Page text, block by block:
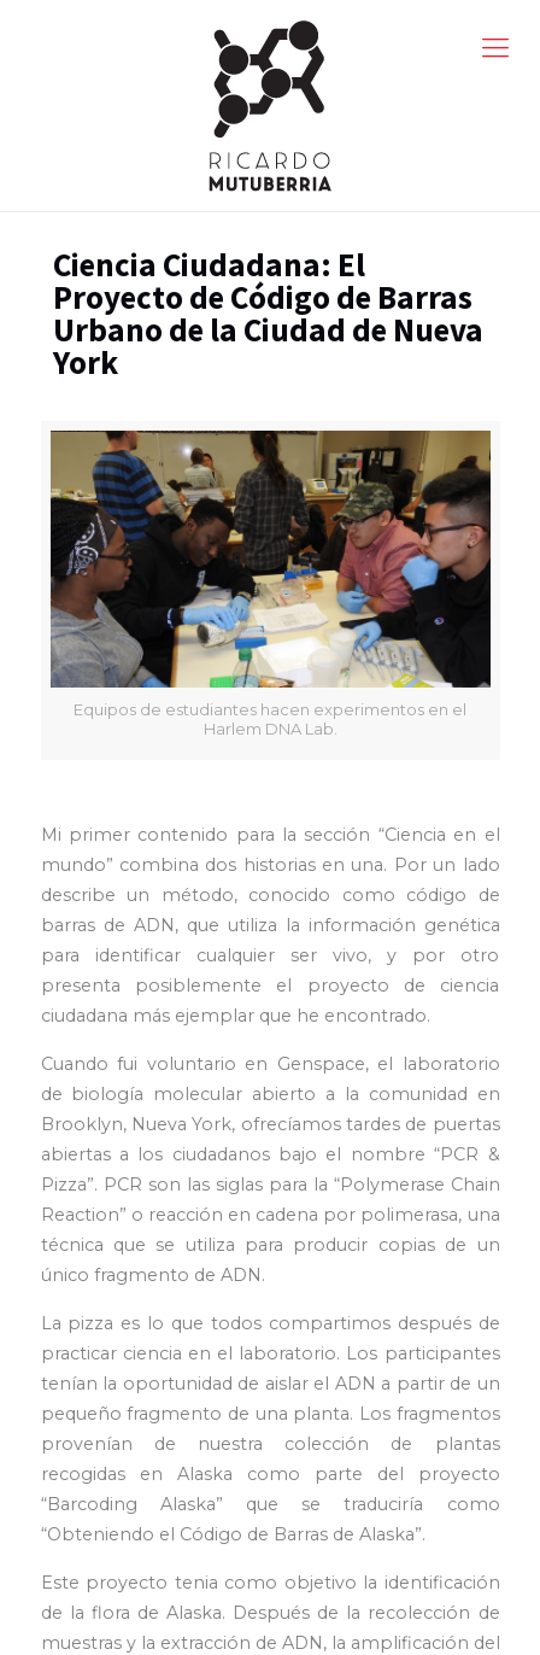
Ciencia Ciudadana: El
Proyecto de Código de Barras
Urbano de la Ciudad de Nueva
York
Equipos de estudiantes hacen experimentos en el
Harlem DNA Lab.
Mi primer contenido para la sección “Ciencia en el
mundo” combina dos historias en una. Por un lado
describe un método, conocido como código de
barras de ADN, que utiliza la información genética
para identificar cualquier ser vivo, y por otro
presenta posiblemente el proyecto de ciencia
ciudadana más ejemplar que he encontrado.
Cuando fui voluntario en Genspace, el laboratorio
de biología molecular abierto a la comunidad en
Brooklyn, Nueva York, ofrecíamos tardes de puertas
abiertas a los ciudadanos bajo el nombre “PCR &
Pizza”. PCR son las siglas para la “Polymerase Chain
Reaction” o reacción en cadena por polimerasa, una
técnica que se utiliza para producir copias de un
único fragmento de ADN.
La pizza es lo que todos compartimos después de
practicar ciencia en el laboratorio. Los participantes
tenían la oportunidad de aislar el ADN a partir de un
pequeño fragmento de una planta. Los fragmentos
provenían de nuestra colección de plantas
recogidas en Alaska como parte del proyecto
“Barcoding Alaska” que se traduciría como
“Obteniendo el Código de Barras de Alaska”.
Este proyecto tenia como objetivo la identificación
de la flora de Alaska. Después de la recolección de
muestras y la extracción de ADN, la amplificación del